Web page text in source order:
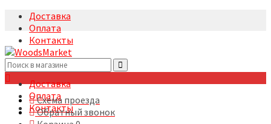
Доставка
Оплата
Контакты
+7(495)5322633
Доставка
Оплата
Контакты
Схема проезда
Обратный звонок